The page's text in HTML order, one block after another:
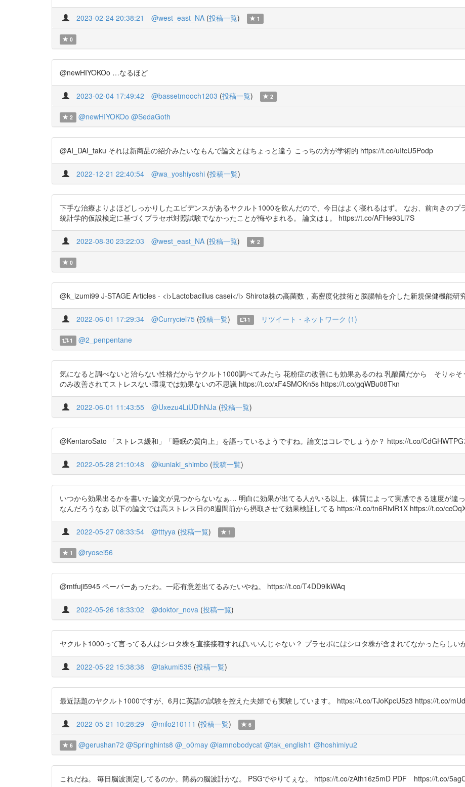
2023-02-24 20:38:21 @west_east_NA (投稿一覧) 1
0
@newHIYOKOo …なるほど
2023-02-04 17:49:42 @bassetmooch1203 (投稿一覧) 2
2 @newHIYOKOo @SedaGoth
@AI_DAI_taku それは新商品の紹介みたいなもんで論文とはちょっと違う こっちの方が学術的 https://t.co/uItcU5Podp
2022-12-21 22:40:54 @wa_yoshiyoshi (投稿一覧)
下手な治療よりよほどしっかりしたエビデンスがあるヤクルト1000を飲んだので、今日はよく寝れるはず。 なお、前向きのプ
統計学的仮設検定に基づくプラセボ対照試験でなかったことが悔やまれる。 論文は↓。 https://t.co/AFHe93Ll7S
2022-08-30 23:22:03 @west_east_NA (投稿一覧) 2
0
@k_izumi99 J-STAGE Articles - <i>Lactobacillus casei</i> Shirota株の高菌数，高密度化技術と脳腸軸を介した新規保健機能
2022-06-01 17:29:34 @Curryciel75 (投稿一覧) 1 リツイート・ネットワーク (1)
1 @2_penpentane
気になると調べないと治らない性格だからヤクルト1000調べてみたら 花粉症の改善にも効果あるのね 乳酸菌だから そりゃ
のみ改善されてストレスない環境では効果ないの不思議 https://t.co/xF4SMOKn5s https://t.co/gqWBu08Tkn
2022-06-01 11:43:55 @Uxezu4LiUDihNJa (投稿一覧)
@KentaroSato 「ストレス緩和」「睡眠の質向上」を謳っているようですね。論文はコレでしょうか？ https://t.co/
2022-05-28 21:10:48 @kuniaki_shimbo (投稿一覧)
いつから効果出るかを書いた論文が見つからないなぁ… 明白に効果が出てる人がいる以上、体質によって実感できる速度が違
なんだろうなあ 以下の論文では高ストレス日の8週間前から摂取させて効果検証してる https://t.co/tn6RivlR1X https://t.co/
2022-05-27 08:33:54 @tttyya (投稿一覧) 1
1 @ryosei56
@mtfuji5945 ペーパーあったわ。一応有意差出てるみたいやね。 https://t.co/T4DD9lkWAq
2022-05-26 18:33:02 @doktor_nova (投稿一覧)
ヤクルト1000って言ってる人はシロタ株を直接接種すればいいんじゃない？ プラセボにはシロタ株が含まれてなかったらしい
2022-05-22 15:38:38 @takumi535 (投稿一覧)
最近話題のヤクルト1000ですが、6月に英語の試験を控えた夫婦でも実験しています。 https://t.co/TJoKpcU5z3 https://t.co/
2022-05-21 10:28:29 @milo210111 (投稿一覧) 6
6 @gerushan72 @Springhints8 @_o0may @iamnobodycat @tak_english1 @hoshimiyu2
これだね。 毎日脳波測定してるのか。簡易の脳波計かな。 PSGでやりてぇな。 https://t.co/zAth16z5mD PDF https://t.co/